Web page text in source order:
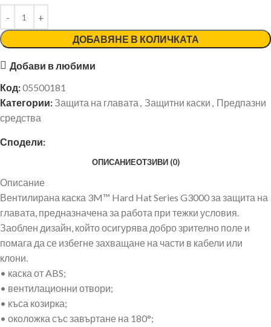
ДОБАВЯНЕ В КОЛИЧКАТА
Добави в любими
Код:05500181
Категории: Защита на главата , Защитни каски , Предпазни
средства
Сподели:
ОПИСАНИЕОТЗИВИ (0)
Описание
Вентилирана каска 3M™ Hard Hat Series G3000 за защита на
главата, предназначена за работа при тежки условия.
Заоблен дизайн, който осигурява добро зрително поле и
помага да се избегне захващане на части в кабели или
клони.
• каска от ABS;
• вентилационни отвори;
• къса козирка;
• околожка със завъртане на 180°;